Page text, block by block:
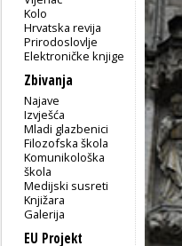
Kolo
Hrvatska revija
Prirodoslovlje
Elektroničke knjige
Zbivanja
Najave
Izvješća
Mladi glazbenici
Filozofska škola
Komunikološka
škola
Medijski susreti
Knjižara
Galerija
EU Projekt